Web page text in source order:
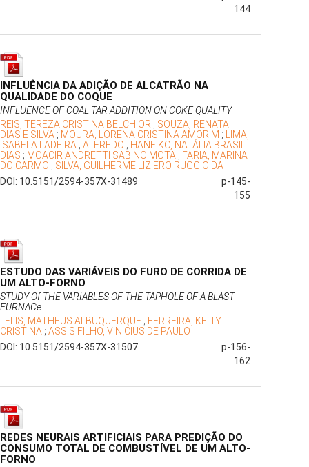
144
INFLUÊNCIA DA ADIÇÃO DE ALCATRÃO NA
QUALIDADE DO COQUE
INFLUENCE OF COAL TAR ADDITION ON COKE QUALITY
REIS, TEREZA CRISTINA BELCHIOR ; SOUZA, RENATA
DIAS E SILVA ; MOURA, LORENA CRISTINA AMORIM ; LIMA,
ISABELA LADEIRA ; ALFREDO ; HANEIKO, NATÁLIA BRASIL
DIAS ; MOACIR ANDRETTI SABINO MOTA ; FARIA, MARINA
DO CARMO ; SILVA, GUILHERME LIZIERO RUGGIO DA
DOI: 10.5151/2594-357X-31489
p-145-
155
ESTUDO DAS VARIÁVEIS DO FURO DE CORRIDA DE
UM ALTO-FORNO
STUDY Of THE VARIABLES OF THE TAPHOLE OF A BLAST
FURNACe
LELIS, MATHEUS ALBUQUERQUE ; FERREIRA, KELLY
CRISTINA ; ASSIS FILHO, VINICIUS DE PAULO
DOI: 10.5151/2594-357X-31507
p-156-
162
REDES NEURAIS ARTIFICIAIS PARA PREDIÇÃO DO
CONSUMO TOTAL DE COMBUSTÍVEL DE UM ALTO-
FORNO